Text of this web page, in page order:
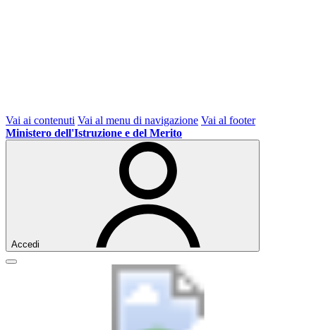
Vai ai contenuti Vai al menu di navigazione Vai al footer
Ministero dell'Istruzione e del Merito
Accedi